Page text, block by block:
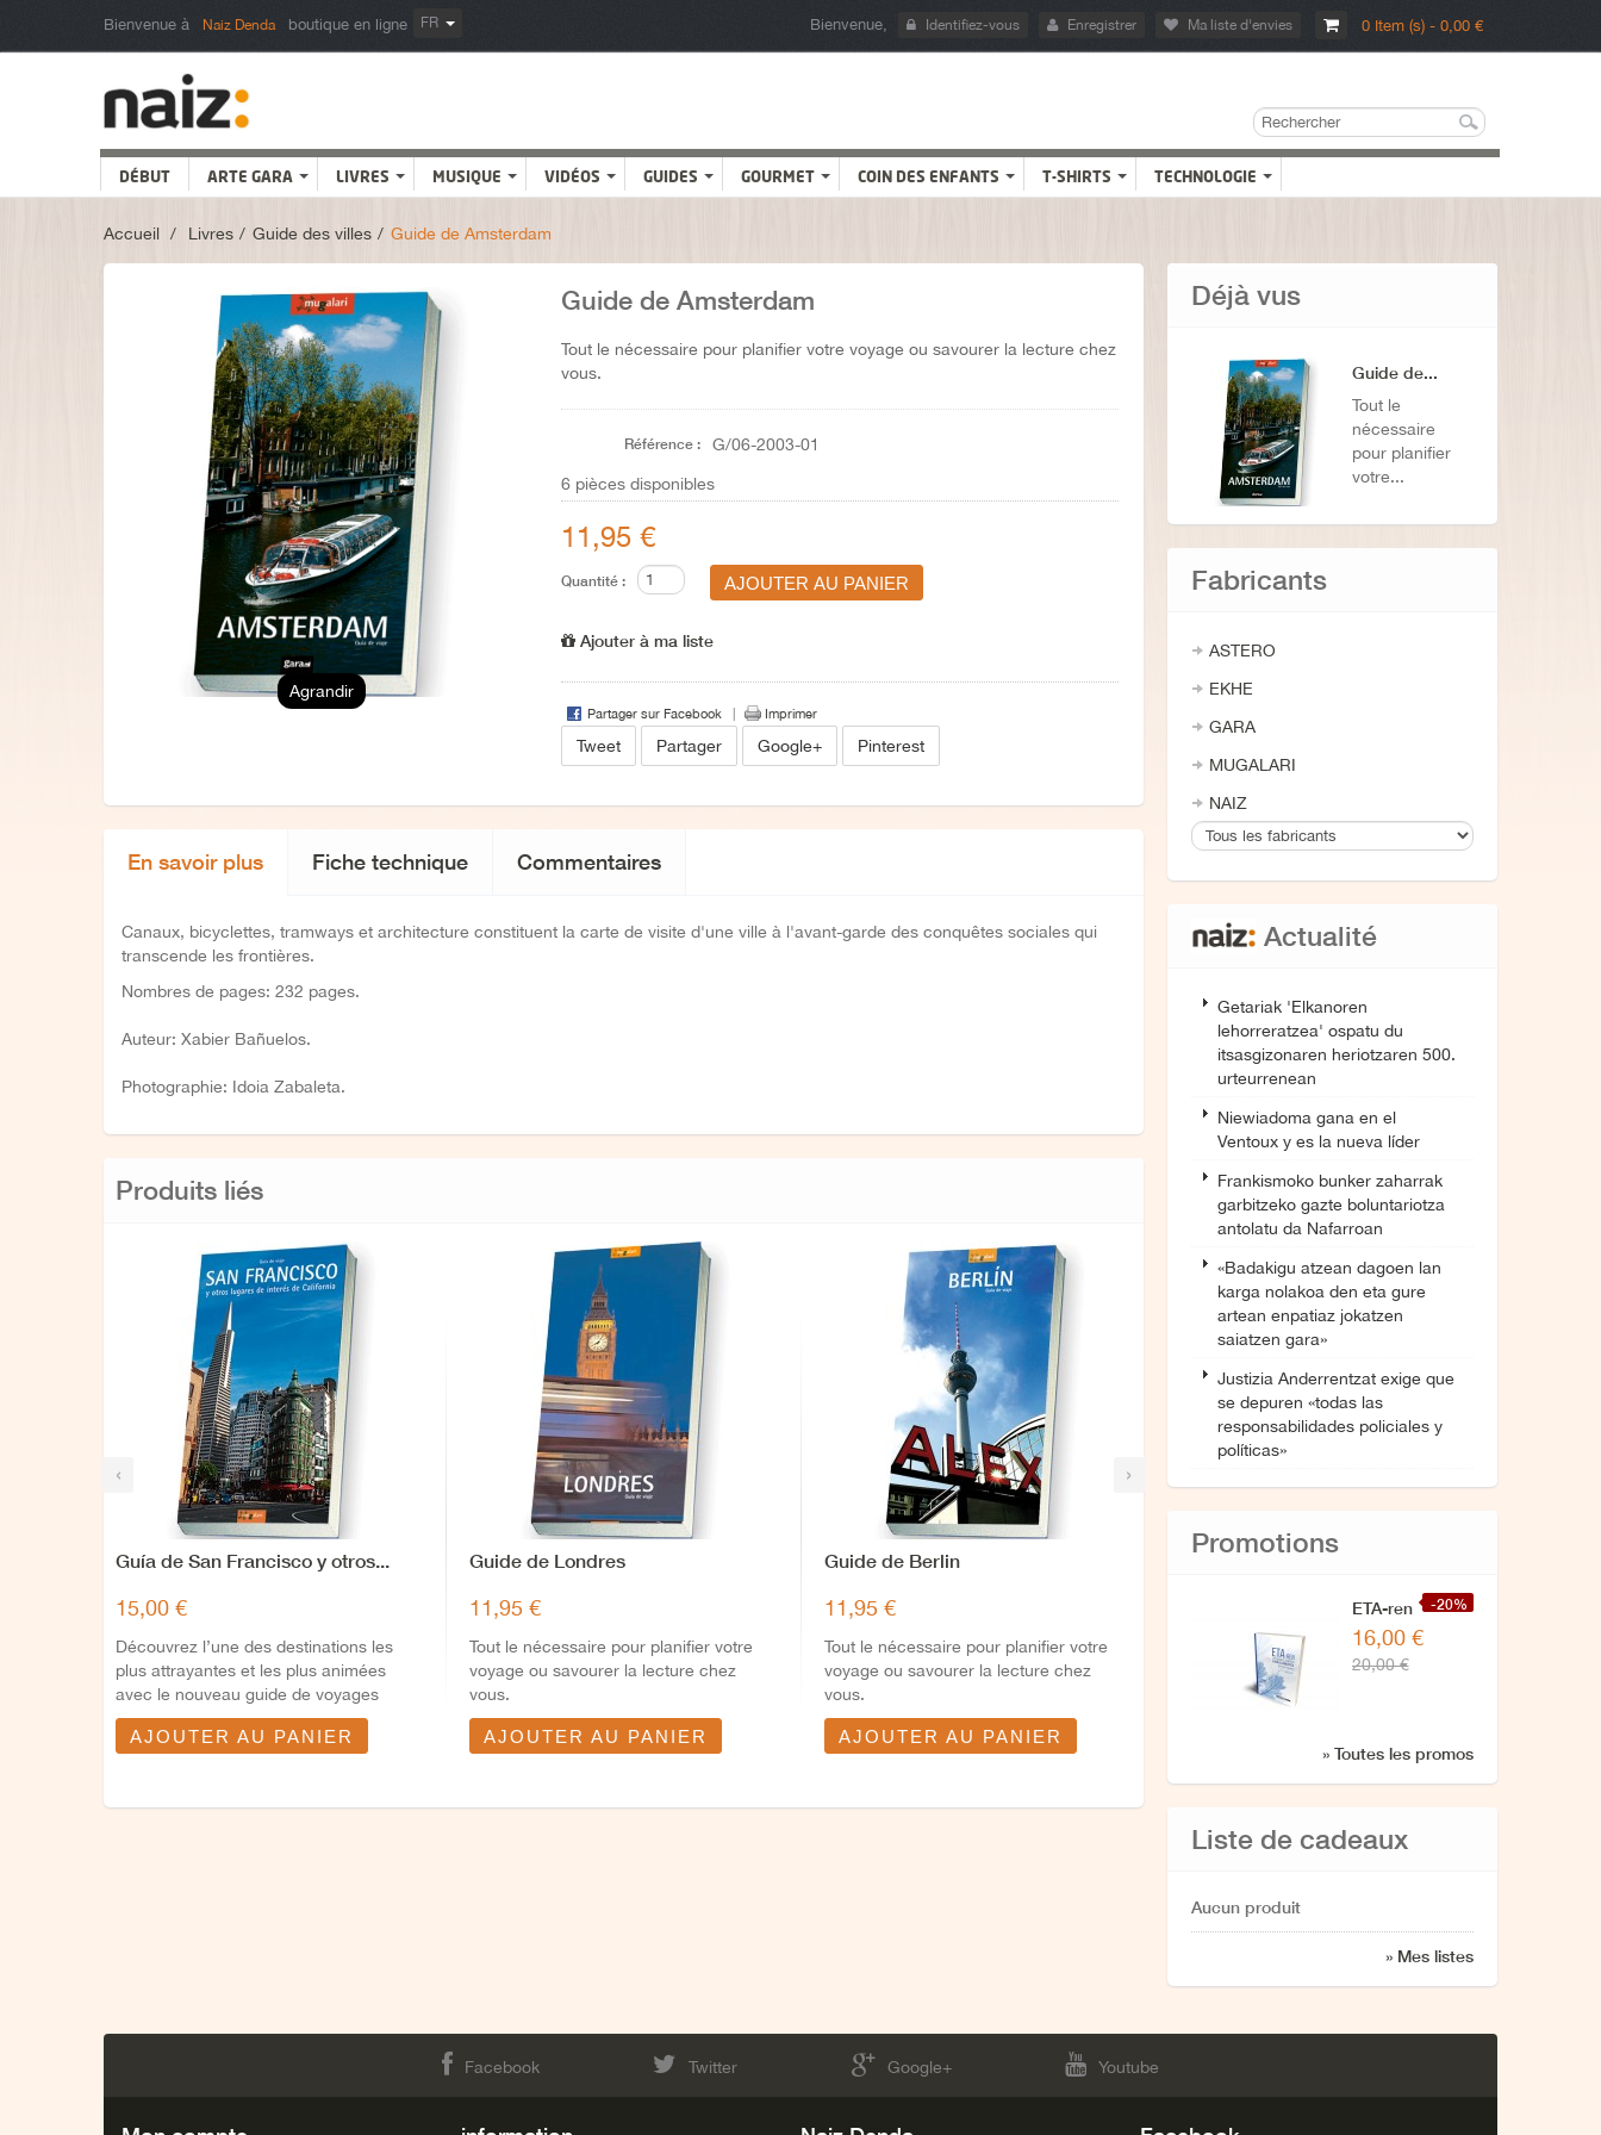
Bienvenue à Naiz Denda boutique en ligne 0 Item (s) - 0,00 €
Bienvenue, Identifiez-vous Enregistrer Ma liste d'envies
FR
DÉBUT ARTE GARA LIVRES MUSIQUE VIDÉOS GUIDES GOURMET COIN DES ENFANTS T-SHIRTS TECHNOLOGIE
Accueil > Livres > Guide des villes > Guide de Amsterdam
Agrandir
Guide de Amsterdam
Tout le nécessaire pour planifier votre voyage ou savourer la lecture chez
vous.
Référence : G/06-2003-01
6 pièces disponibles
11,95 €
Quantité :
Ajouter à ma liste
Partager sur Facebook Imprimer
Tweet Partager Google+ Pinterest
En savoir plus Fiche technique Commentaires
Canaux, bicyclettes, tramways et architecture constituent la carte de visite d'une ville à l'avant-garde des conquêtes sociales qui
transcende les frontières.
Nombres de pages: 232 pages.
Auteur: Xabier Bañuelos.
Photographie: Idoia Zabaleta.
Produits liés
‹ ›
Guía de San Francisco y otros...
15,00 €
Découvrez l’une des destinations les
plus attrayantes et les plus animées
avec le nouveau guide de voyages
Mugalari....
AJOUTER AU PANIER
Guide de Londres
11,95 €
Tout le nécessaire pour planifier votre
voyage ou savourer la lecture chez
vous.
AJOUTER AU PANIER
Guide de Berlin
11,95 €
Tout le nécessaire pour planifier votre
voyage ou savourer la lecture chez
vous.
AJOUTER AU PANIER
Déjà vus
Guide de...
Tout le
nécessaire
pour planifier
votre...
Fabricants
ASTERO
EKHE
GARA
MUGALARI
NAIZ
Actualité
Getariak 'Elkanoren
lehorreratzea' ospatu du
itsasgizonaren heriotzaren 500.
urteurrenean
Niewiadoma gana en el
Ventoux y es la nueva líder
Frankismoko bunker zaharrak
garbitzeko gazte boluntariotza
antolatu da Nafarroan
«Badakigu atzean dagoen lan
karga nolakoa den eta gure
artean enpatiaz jokatzen
saiatzen gara»
Justizia Anderrentzat exige que
se depuren «todas las
responsabilidades policiales y
políticas»
Promotions
-20%
ETA-ren
zuzendaritzarekin
azken
16,00 €
20,00 €
» Toutes les promos
Liste de cadeaux
Aucun produit
» Mes listes
Facebook Twitter Google+ Youtube